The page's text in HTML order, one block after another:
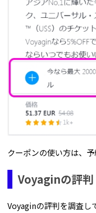
クーポンの使い方は、
Voyaginの評判
Voyaginの評判を調査し